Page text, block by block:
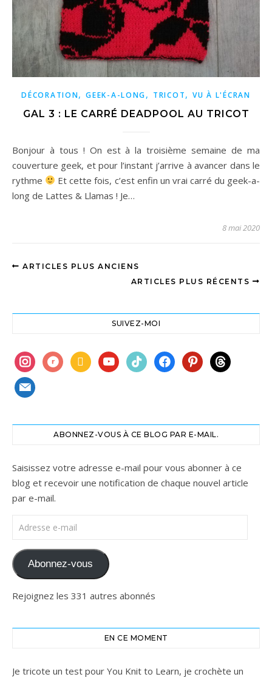
DÉCORATION,GEEK-A-LONG, TRICOT,VU À L'ÉCRAN
GAL 3 : LE CARRÉ DEADPOOL AU TRICOT
Bonjour à tous ! On est à la troisième semaine de ma
couverture geek, et pour l’instant j’arrive à avancer dans le
rythme
Et cette fois, c’est enfin un vrai carré du geek-a-
long de Lattes & Llamas ! Je…
8 mai 2020
ARTICLES PLUS ANCIENS
ARTICLES PLUS RÉCENTS
SUIVEZ-MOI
instagram
ravelrybook youtubetiktokfacebookpinterest
threads
mail
ABONNEZ-VOUS À CE BLOG PAR E-MAIL.
Saisissez votre adresse e-mail pour vous abonner à ce
blog et recevoir une notification de chaque nouvel article
par e-mail.
Adresse e-mail
Abonnez-vous
Rejoignez les 331 autres abonnés
EN CE MOMENT
Je tricote un test pour You Knit to Learn, je crochète un